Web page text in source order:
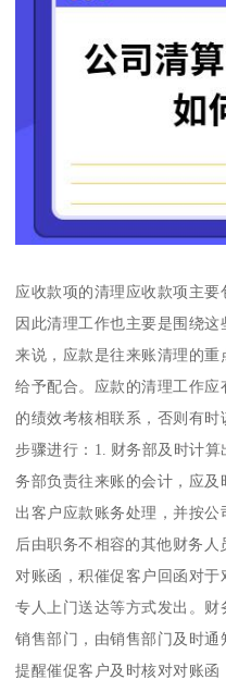
应收款项的清理应收款项主要
因此清理工作也主要是围绕
来说，应款是往来账清理的
给予配合。应款的清理工作
的绩效考核相联系，否则有
步骤进行：1. 财务部及时计
务部负责往来账的会计，应
出客户应款账务处理，并按
后由职务不相容的其他财务
对账函，积催促客户回函对
专人上门送达等方式发出。
销售部门，由销售部门及时
提醒催促客户及时核对对账